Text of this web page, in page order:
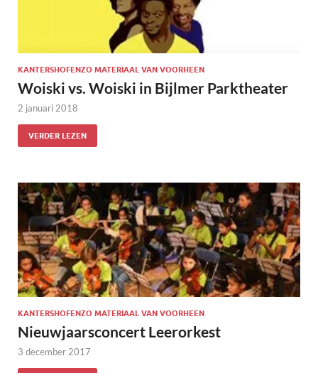
KANTERSHOFENZO MATERIAAL VAN VOORHEEN
Woiski vs. Woiski in Bijlmer Parktheater
2 januari 2018
VERDER LEZEN
KANTERSHOFENZO MATERIAAL VAN VOORHEEN
Nieuwjaarsconcert Leerorkest
3 december 2017